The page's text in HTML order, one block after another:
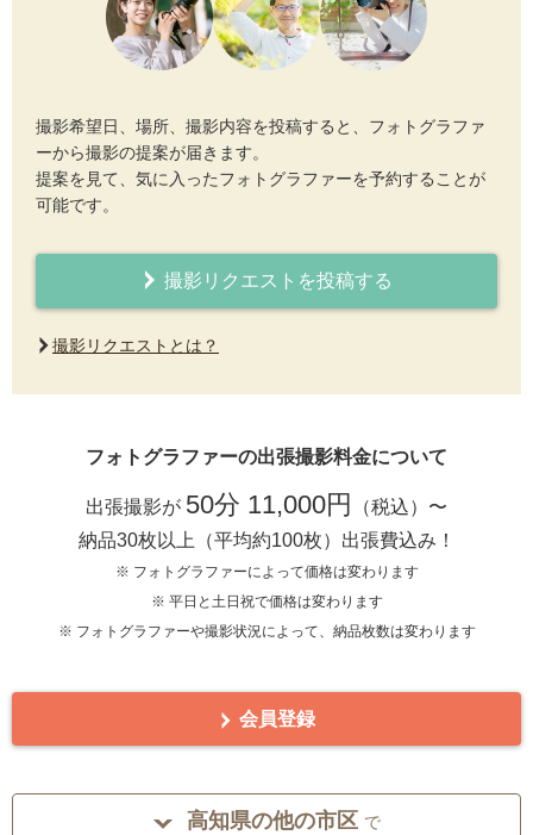
撮影希望日、場所、撮影内容を投稿すると、フォトグラファ
ーから撮影の提案が届きます。
提案を見て、気に入ったフォトグラファーを予約することが
可能です。
撮影リクエストを投稿する
撮影リクエストとは？
フォトグラファーの出張撮影料金について
出張撮影が 50分 11,000円
（税込）〜
納品30枚以上（平均約100枚）出張費込み！
※ フォトグラファーによって価格は変わります
※ 平日と土日祝で価格は変わります
※ フォトグラファーや撮影状況によって、納品枚数は変わります
会員登録
高知県の他の市区 で